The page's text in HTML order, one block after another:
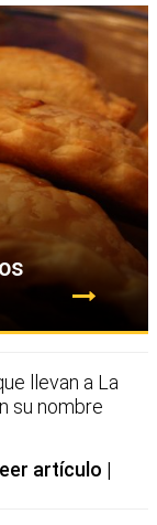
llevan a La
su nombre
artículo